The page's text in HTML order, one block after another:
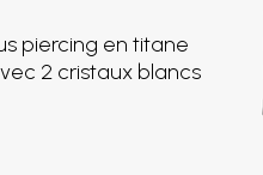
piercing en titane
2 cristaux blancs